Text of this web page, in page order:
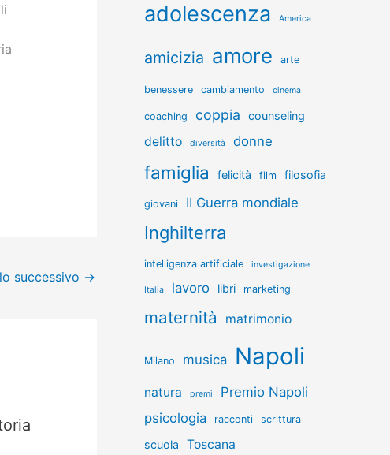
successivo →
adolescenza America
amicizia amore arte
benessere cambiamento cinema
coaching coppia counseling
delitto diversità donne
famiglia felicità film filosofia
giovani II Guerra mondiale
Inghilterra
intelligenza artificiale investigazione
Italia lavoro libri marketing
maternità matrimonio
Milano musica Napoli
natura premi
Premio Napoli
psicologia
racconti scrittura
scuola Toscana